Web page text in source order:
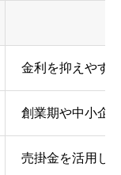
金利を抑えやす
創業期や中小企
売掛金を活用し